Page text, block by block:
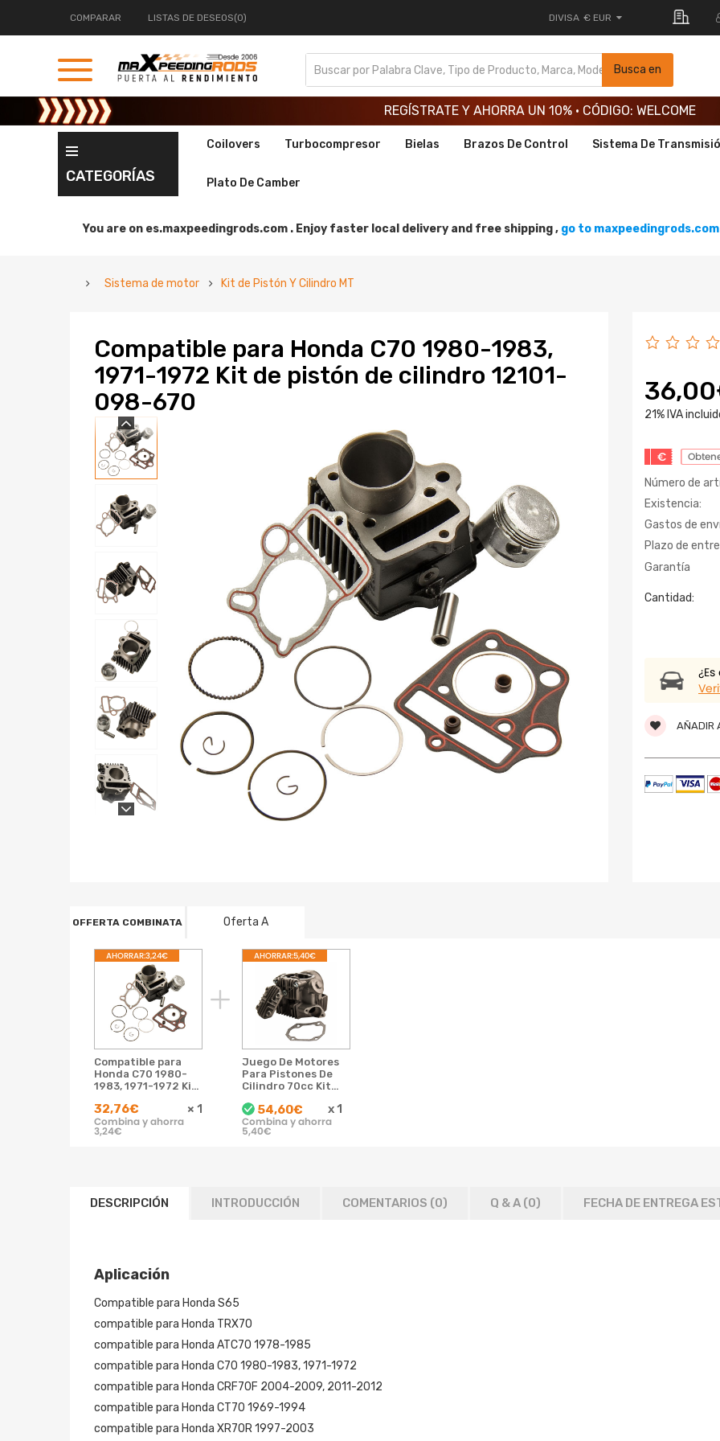
COMPARAR LISTAS DE DESEOS(0) DIVISA € EUR
Busca en
REGÍSTRATE Y AHORRA UN 10% · CÓDIGO: WELCOME
REGÍSTRATE Y AHORRA UN 10% · CÓDIGO: WELCOME
REGÍSTRATE Y AHORRA UN 10% · CÓDIGO: WELCOME
CATEGORÍAS
Coilovers Turbocompresor Bielas Brazos De Control Sistema De
Plato De Camber
You are on es.maxpeedingrods.com . Enjoy faster local delivery and free shipping , go to maxpeedingrods.com
Sistema de motor Kit de Pistón Y Cilindro MT
Compatible para Honda C70 1980-1983,
1971-1972 Kit de pistón de cilindro 12101-
098-670
21% IVA
€
Número de
Existencia:
Gastos de
Plazo de
Garantía
Cantidad:
AÑADIR
OFFERTA COMBINATA Oferta A
Compatible para
Honda C70 1980-
1983, 1971-1972 Kit
cilindro 12101-098-
670
32,76€ × 1
Combina y ahorra
3,24€
AHORRAR:3,24€
Juego De Motores
Para Pistones De
Cilindro 70cc Kit
compatible para
Honda Atc70 Ct70
Trx70 Crf70
54,60€ x1
Combina y ahorra
5,40€
AHORRAR:5,40€
DESCRIPCIÓN INTRODUCCIÓN COMENTARIOS (0) Q & A (0) FECHA DE ENTREGA
Aplicación
Compatible para Honda S65
compatible para Honda TRX70
compatible para Honda ATC70 1978-1985
compatible para Honda C70 1980-1983, 1971-1972
compatible para Honda CRF70F 2004-2009, 2011-2012
compatible para Honda CT70 1969-1994
compatible para Honda XR70R 1997-2003